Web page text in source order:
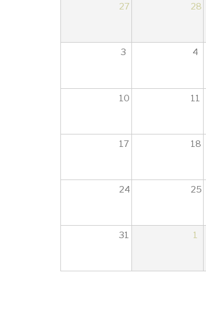
27
28
3 4
10 11
17 18
24 25
31 1